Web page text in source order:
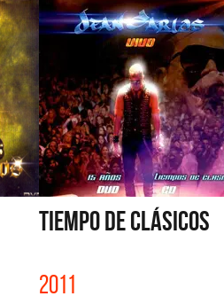
TIEMPO DE CLÁSICOS
2011